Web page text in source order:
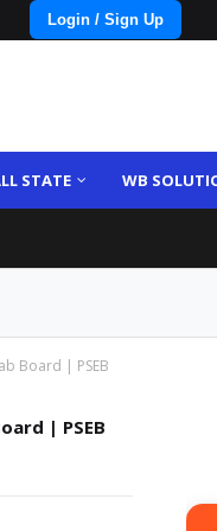
Login / Sign Up
STATE WB
Board | PSEB
| PSEB